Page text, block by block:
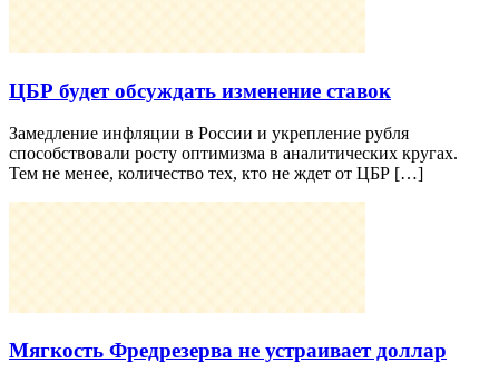
ЦБР будет обсуждать изменение ставок
Замедление инфляции в России и укрепление рубля
способствовали росту оптимизма в аналитических кругах.
Тем не менее, количество тех, кто не ждет от ЦБР […]
Мягкость Фредрезерва не устраивает доллар